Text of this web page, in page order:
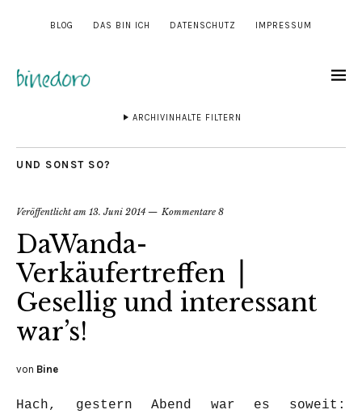
BLOG DAS BIN ICH DATENSCHUTZ IMPRESSUM
ARCHIVINHALTE FILTERN
UND SONST SO?
Veröffentlicht am 13. Juni 2014 Kommentare 8
DaWanda-
Verkäufertreffen ⎟
Gesellig und interessant
war’s!
von Bine
Hach, gestern Abend war es soweit: